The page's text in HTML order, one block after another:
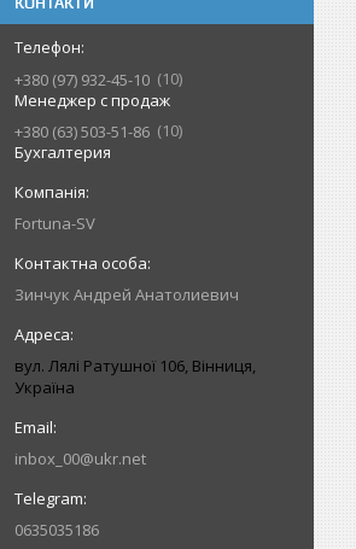
+380 (97) 932-45-10
10
Менеджер с продаж
+380 (63) 503-51-86
10
Бухгалтерия
Fortuna-SV
Зинчук Андрей Анатолиевич
вул. Лялі Ратушної 106, Вінниця,
Україна
inbox_00@ukr.net
0635035186